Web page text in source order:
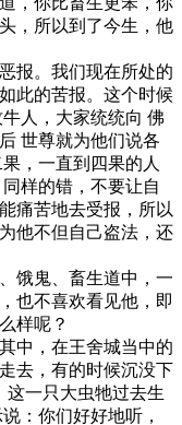
，所以到了今生，他
报。我们现在所处的
此的苦报。这个时候
人，大家统统向 佛
世尊就为他们说各
，一直到四果的人
样的错，不要让自
痛苦地去受报，所以
他不但自己盗法，还
饿鬼、畜生道中，一
也不喜欢看见他，即
样呢？
中，在王舍城当中的
去，有的时候沉没下
这一只大虫牠过去生
：你们好好地听，